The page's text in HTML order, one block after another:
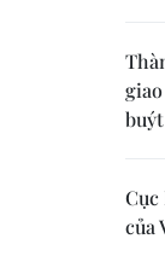
buýt
Cục
của